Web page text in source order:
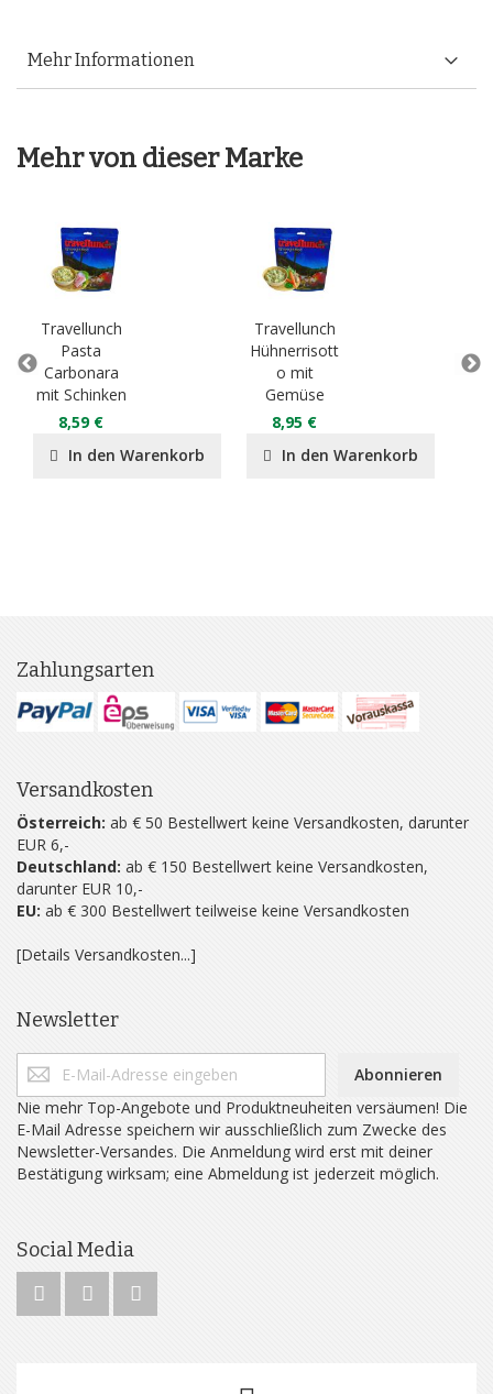
Mehr Informationen
Mehr von dieser Marke
Travellunch
Pasta
Carbonara
mit Schinken
8,59 €
In den Warenkorb
Travellunch
Hühnerrisott
o mit
Gemüse
8,95 €
In den Warenkorb
Zahlungsarten
Versandkosten
Österreich: ab € 50 Bestellwert keine Versandkosten, darunter
EUR 6,-
Deutschland: ab € 150 Bestellwert keine Versandkosten,
darunter EUR 10,-
EU: ab € 300 Bestellwert teilweise keine Versandkosten
[Details Versandkosten...]
Newsletter
Abonnieren
Nie mehr Top-Angebote und Produktneuheiten versäumen! Die
E-Mail Adresse speichern wir ausschließlich zum Zwecke des
Newsletter-Versandes. Die Anmeldung wird erst mit deiner
Bestätigung wirksam; eine Abmeldung ist jederzeit möglich.
Social Media